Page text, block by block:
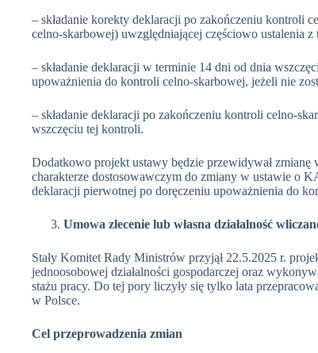
– składanie korekty deklaracji po zakończeniu kontroli
celno-skarbowej) uwzględniającej częściowo ustalenia z
– składanie deklaracji w terminie 14 dni od dnia
upoważnienia do kontroli celno-skarbowej, jeżeli nie
– składanie deklaracji po zakończeniu kontroli celno-
wszczęciu tej kontroli.
Dodatkowo projekt ustawy będzie przewidywał
charakterze dostosowawczym do zmiany w ustawie o
deklaracji pierwotnej po doręczeniu upoważnienia do
Umowa zlecenie lub własna działalność
Stały Komitet Rady Ministrów przyjął 22.5.2025 r.
jednoosobowej działalności gospodarczej oraz
stażu pracy. Do tej pory liczyły się tylko lata
w Polsce.
Cel przeprowadzenia zmian